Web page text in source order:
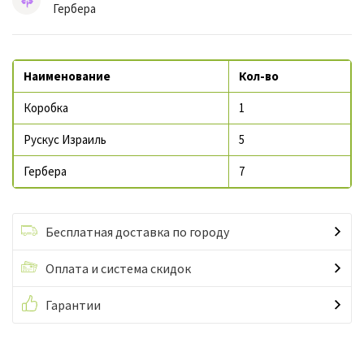
Гербера
Наименование Кол-во
Коробка 1
Рускус Израиль 5
Гербера 7
Бесплатная доставка по городу
Оплата и система скидок
Гарантии